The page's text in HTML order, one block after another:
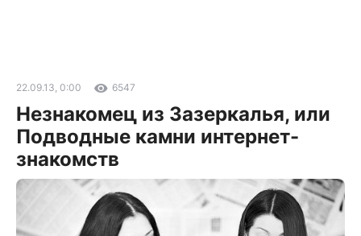
22.09.13, 0:00 6547
Незнакомец из Зазеркалья, или
Подводные камни интернет-
знакомств